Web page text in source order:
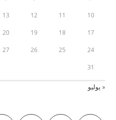
10
11
12
13
17
18
19
20
24
25
26
27
31
« يوليو